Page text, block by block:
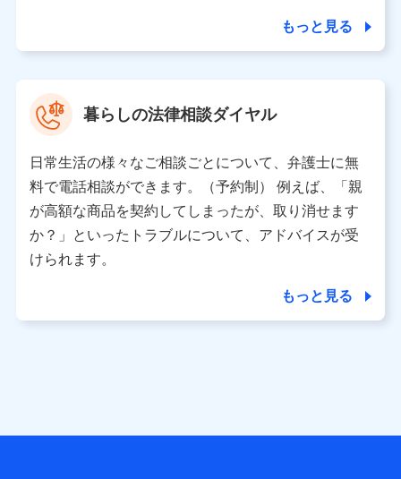
東京都中央区日本橋人形町2-14-10 アーバンネット日本橋
ビル 3F
※ 当社および株式会社NTTドコモは、お客さまの情報を利
データ憲章」に定める行動原則を順守します 。
※ パーソナルデータダッシュボードの「第三者提供の管
理」の設定状態にかかわらず、共同利用する場合がありま
※ dポイントクラブ会員ではないお客さま（2019年12月11
日以降、一度もdポイントクラブ会員であったことがないお
個人データは、こちら の利用目的の範囲内に限って共同利
用します。
もっと見る
暮らしの法律相談ダイヤル
日常生活の様々なご相談ごとについて、弁護士に無
料で電話相談ができます。（予約制） 例えば、「親
が高額な商品を契約してしまったが、取り消せます
か？」といったトラブルについて、アドバイスが受
けられます。
もっと見る